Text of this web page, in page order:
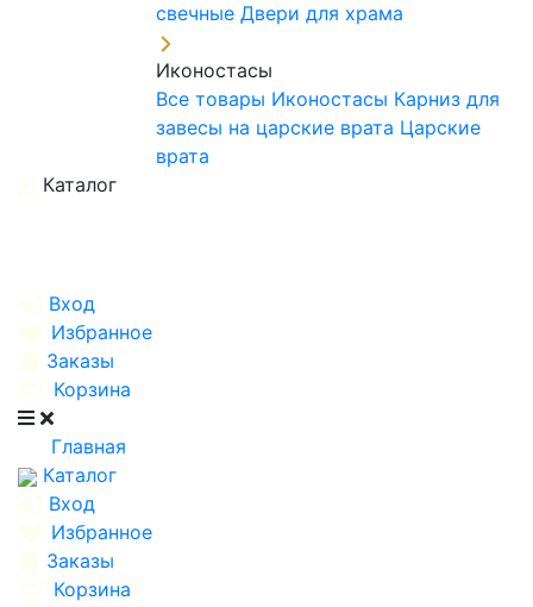
свечные Двери для храма
Иконостасы
Все товары Иконостасы Карниз для
завесы на царские врата Царские
врата
Каталог
Вход
Избранное
Заказы
Корзина
Главная
Каталог
Вход
Избранное
Заказы
Корзина